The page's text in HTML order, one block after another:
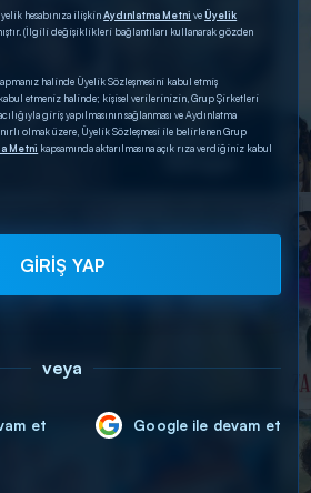
hesabınıza ilişkinAydınlatma Metni veÜyelik
(İlgili değişiklikleri bağlantıları kullanarak gözden
halinde Üyelik Sözleşmesini kabul etmiş
kabul etmeniz halinde; kişisel verilerinizin, Grup Şirketleri
giriş yapılmasının sağlanması ve Aydınlatma
olmak üzere, Üyelik Sözleşmesi ile belirlenen Grup
Metni kapsamında aktarılmasına açık rıza verdiğiniz kabul
GİRİŞ YAP
veya
et Google ile devam et